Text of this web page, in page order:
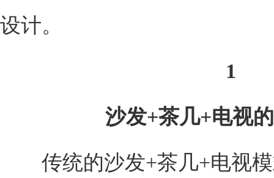
设计。
1
沙发+茶几+电视的
传统的沙发+茶几+电视模